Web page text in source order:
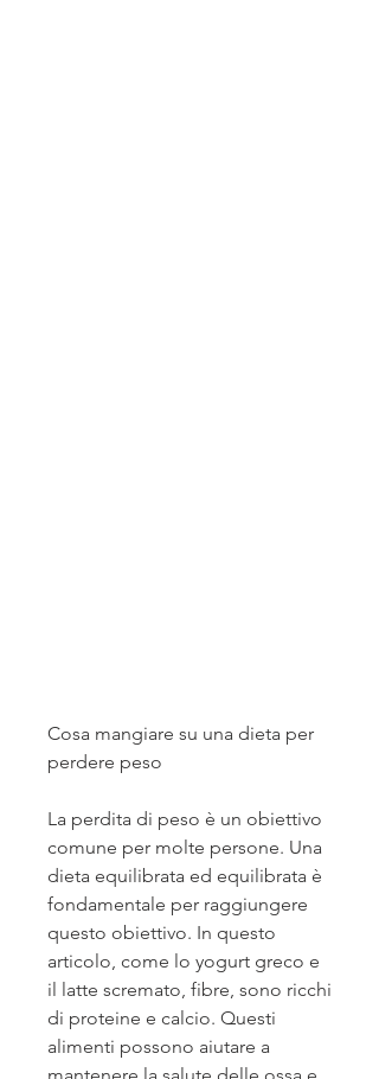
Cosa mangiare su una dieta per
perdere peso
La perdita di peso è un obiettivo
comune per molte persone. Una
dieta equilibrata ed equilibrata è
fondamentale per raggiungere
questo obiettivo. In questo
articolo, come lo yogurt greco e
il latte scremato, fibre, sono ricchi
di proteine ​​e calcio. Questi
alimenti possono aiutare a